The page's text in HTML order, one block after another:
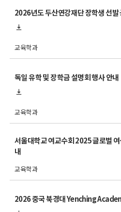
2026년도 두산연강재단 장학생 선발
교육학과
독일 유학 및 장학금 설명회 행사 안내
교육학과
서울대학교 여교수회 2025 글로벌
내
교육학과
2026 중국 북경대 Yenching